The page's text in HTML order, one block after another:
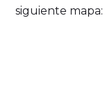
siguiente mapa: